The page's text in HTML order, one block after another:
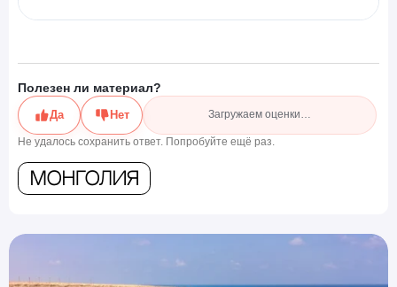
Полезен ли материал?
Да Нет Загружаем оценки…
Не удалось сохранить ответ. Попробуйте ещё раз.
Монголия